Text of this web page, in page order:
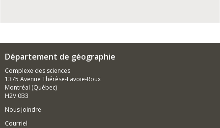
Département de géographie
Complexe des sciences
1375 Avenue Thérèse-Lavoie-Roux
Montréal (Québec)
H2V 0B3
Nous joindre
Courriel